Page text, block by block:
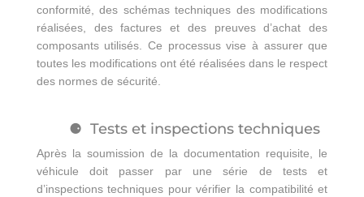
conformité, des schémas techniques des modifications
réalisées, des factures et des preuves d’achat des
composants utilisés. Ce processus vise à assurer que
toutes les modifications ont été réalisées dans le respect
des normes de sécurité.
Tests et inspections techniques
Après la soumission de la documentation requisite, le
véhicule doit passer par une série de tests et
d’inspections techniques pour vérifier la compatibilité et